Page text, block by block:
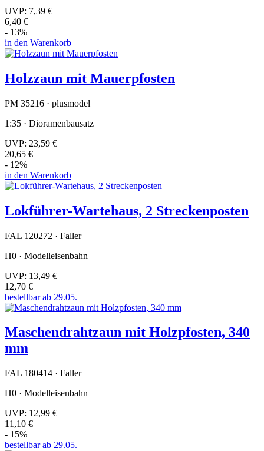
UVP: 7,39 €
6,40 €
- 13%
in den Warenkorb
Holzzaun mit Mauerpfosten
PM 35216 · plusmodel
1:35 · Dioramenbausatz
UVP: 23,59 €
20,65 €
- 12%
in den Warenkorb
Lokführer-Wartehaus, 2 Streckenposten
FAL 120272 · Faller
H0 · Modelleisenbahn
UVP: 13,49 €
12,70 €
bestellbar ab 29.05.
Maschendrahtzaun mit Holzpfosten, 340
mm
FAL 180414 · Faller
H0 · Modelleisenbahn
UVP: 12,99 €
11,10 €
- 15%
bestellbar ab 29.05.